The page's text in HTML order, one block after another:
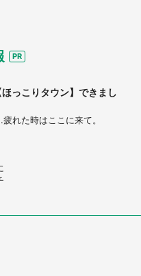
択
っこりタウン】できまし
れた時はここに来て。